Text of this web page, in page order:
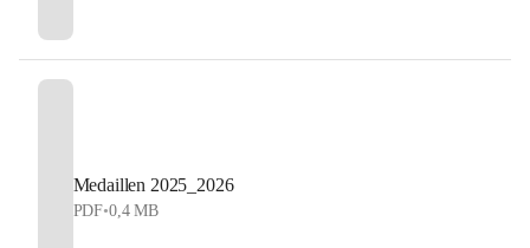
Medaillen 2025_2026
PDF•0,4 MB